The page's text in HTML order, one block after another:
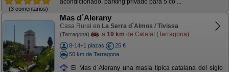
(3 comentarios)
acondicionado, parking privado para 5 co ...
Mas d´Alerany
Casa Rural en La Serra d´Almos / Tivissa
(Tarragona) a 19 km de Calafat (Tarragona)
8-14+1 plazas
25 €
50 km de Tarragona
El Mas d´Alerany una masía típica catalana del siglo